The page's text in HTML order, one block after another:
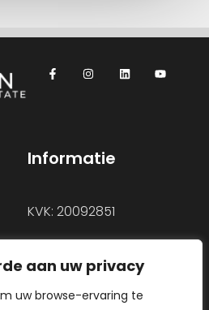
aan uw privacy
uw browse-ervaring te
Informatie
KVK: 20092851